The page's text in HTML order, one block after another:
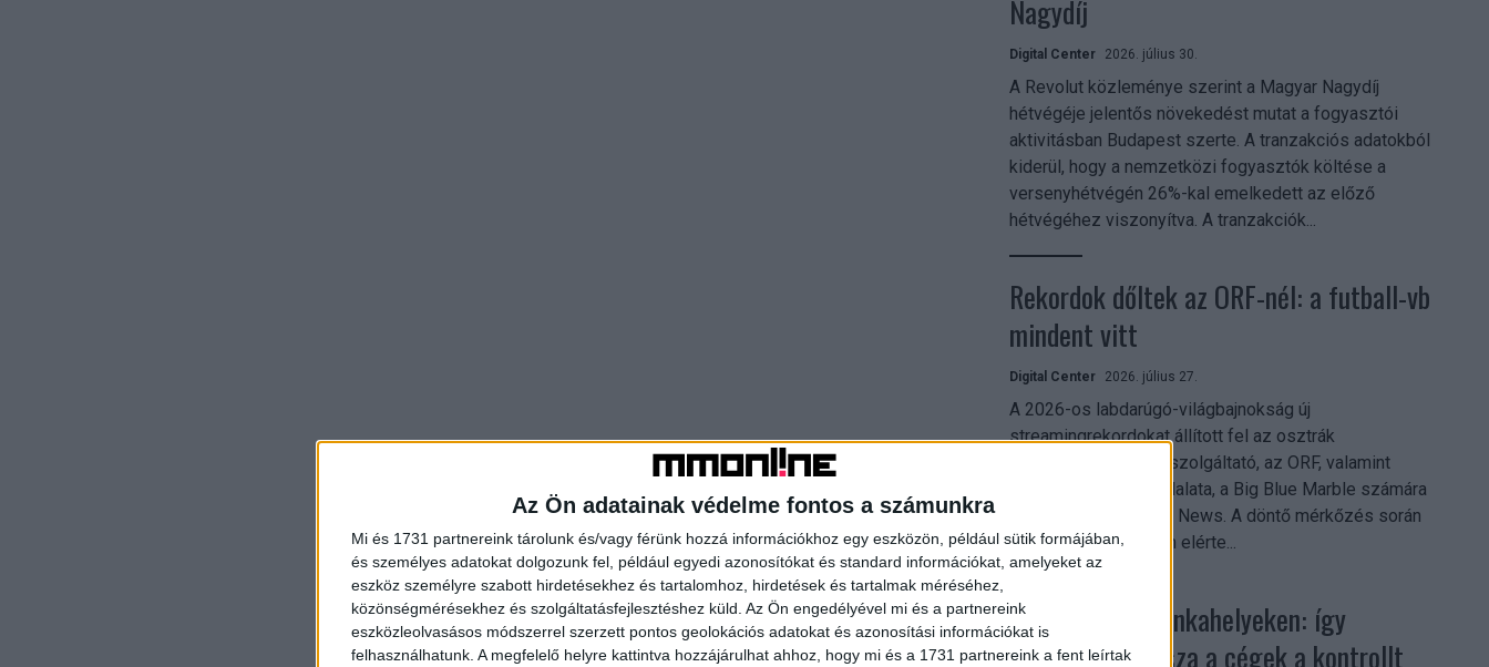
Az Ön adatainak védelme fontos a számunkra
Mi és 1731 partnereink tárolunk és/vagy férünk hozzá információkhoz egy eszközön, például sütik formájában,
és személyes adatokat dolgozunk fel, például egyedi azonosítókat és standard információkat, amelyeket az
eszköz személyre szabott hirdetésekhez és tartalomhoz, hirdetések és tartalmak méréséhez,
közönségmérésekhez és szolgáltatásfejlesztéshez küld. Az Ön engedélyével mi és a partnereink
eszközleolvasásos módszerrel szerzett pontos geolokációs adatokat és azonosítási információkat is
felhasználhatunk. A megfelelő helyre kattintva hozzájárulhat ahhoz, hogy mi és a 1731 partnereink a fent leírtak
Nagydíj
Digital Center 2026. július 30.
A Revolut közleménye szerint a Magyar Nagydíj
hétvégéje jelentős növekedést mutat a fogyasztói
aktivitásban Budapest szerte. A tranzakciós adatokból
kiderül, hogy a nemzetközi fogyasztók költése a
versenyhétvégén 26%-kal emelkedett az előző
hétvégéhez viszonyítva. A tranzakciók...
Rekordok dőltek az ORF-nél: a futball-vb
mindent vitt
Digital Center 2026. július 27.
A 2026-os labdarúgó-világbajnokság új
streamingrekordokat állított fel az osztrák
közszolgálati műsorszolgáltató, az ORF, valamint
technológiai leányvállalata, a Big Blue Marble számára
– írja a Broadband TV News. A döntő mérkőzés során
az átlagos nézőszám elérte...
Shadow AI a munkahelyeken: így
szerezhetik vissza a cégek a kontrollt